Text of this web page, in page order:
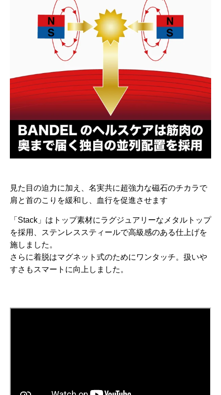
見た目の迫力に加え、名実共に超強力な磁石のチカラで
肩と首のこりを緩和し、血行を促進させます
「Stack」はトップ素材にラグジュアリーなメタルトップ
を採用、ステンレススティールで高級感のある仕上げを
施しました。
さらに着脱はマグネット式のためにワンタッチ。扱いや
すさもスマートに向上しました。